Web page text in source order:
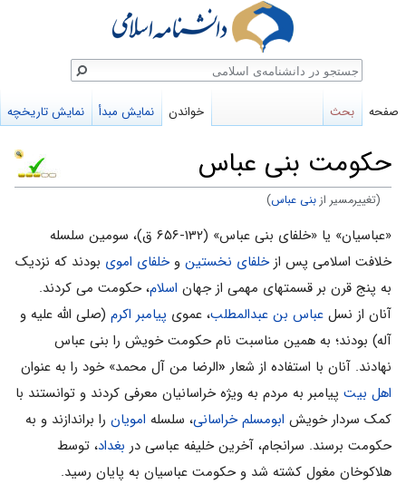
حکومت بنی عباس
(تغییرمسیر ازبنی عباس)
پرش
به
ناوبری
پرش
به
جستجو
«عباسیان» یا «خلفای بنی عباس» (۱۳۲-۶۵۶ ق)، سومین سلسله
خلافت اسلامی پس ازخلفای نخستین و خلفای اموی بودند که نزدیک
به پنج قرن بر قسمتهای مهمی از جهان اسلام، حکومت می کردند.
آنان از نسل عباس بن عبدالمطلب، عموی پیامبر اکرم (صلی الله علیه و
آله) بودند؛ به همین مناسبت نام حکومت خویش را بنی عباس
نهادند. آنان با استفاده از شعار «الرضا من آل محمد» خود را به عنوان
اهل بیت پیامبر به مردم به ویژه خراسانیان معرفی کردند و توانستند با
کمک سردار خویش ابومسلم خراسانی، سلسله امویان را براندازند و به
حکومت برسند. سرانجام، آخرین خلیفه عباسی در بغداد، توسط
هلاکوخان مغول کشته شد و حکومت عباسیان به پایان رسید.
صفحه بحث خواندن نمایش مبدأ نمایش تاریخچه
جستجو